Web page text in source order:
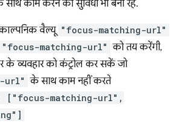
काम करने की सुविधा भी बनी रहे.
वैल्यू "focus-matching-url"
"focus-matching-url" को तय करेंगी,
के व्यवहार को कंट्रोल कर सकें जो
url" के साथ काम नहीं करते
["focus-matching-url",